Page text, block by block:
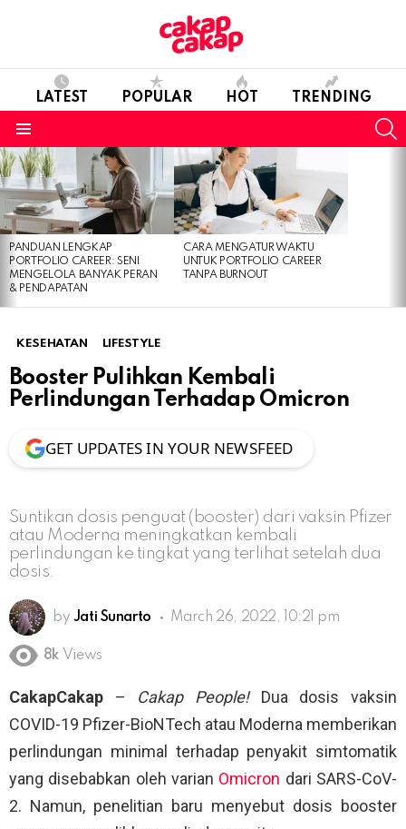
LATEST POPULAR HOT TRENDING
LATEST
STORIES
PANDUAN LENGKAP
PORTFOLIO CAREER: SENI
MENGELOLA BANYAK PERAN
& PENDAPATAN
CARA MENGATUR WAKTU
UNTUK PORTFOLIO CAREER
TANPA BURNOUT
KESEHATAN LIFESTYLE
Booster Pulihkan Kembali
Perlindungan Terhadap Omicron
GET UPDATES IN YOUR NEWSFEED
Suntikan dosis penguat (booster) dari vaksin Pfizer
atau Moderna meningkatkan kembali
perlindungan ke tingkat yang terlihat setelah dua
dosis.
by Jati Sunarto March 26, 2022, 10:21 pm
8k Views
CakapCakap – Cakap People!Dua dosis vaksin
COVID-19 Pfizer-BioNTech atau Moderna memberikan
perlindungan minimal terhadap penyakit simtomatik
yang disebabkan oleh varian Omicron dari SARS-CoV-
2. Namun, penelitian baru menyebut dosis booster